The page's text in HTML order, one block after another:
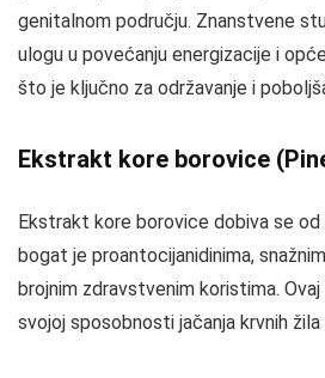
genitalnom području. Znanstvene
ulogu u povećanju energizacije i
što je ključno za održavanje i
Ekstrakt kore borovice
Ekstrakt kore borovice dobiva se od
bogat je proantocijanidinima,
brojnim zdravstvenim koristima.
svojoj sposobnosti jačanja krvnih